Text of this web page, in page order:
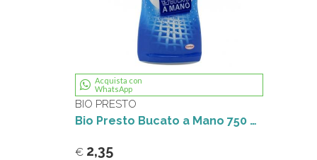
Acquista con
WhatsApp
BIO PRESTO
Bio Presto Bucato a Mano 750 ml
€ 2,35